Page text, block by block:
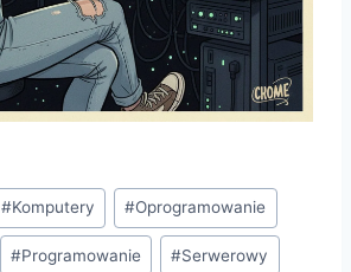
#Komputery #Oprogramowanie
#Programowanie #Serwerowy